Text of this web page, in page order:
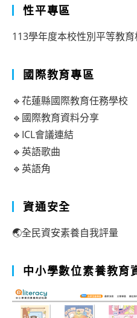
性平專區
113學年度本校性別平等教
國際教育專區
🔹花蓮縣國際教育任務學校
🔹國際教育資料分享
🔹ICL會議連結
🔹英語歌曲
🔹英語角
資通安全
🌏全民資安素養自我評量
中小學數位素養教育